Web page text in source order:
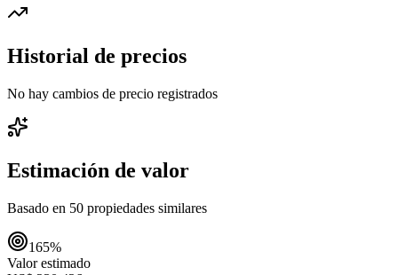
Historial de precios
No hay cambios de precio registrados
Estimación de valor
Basado en 50 propiedades similares
165%
Valor estimado